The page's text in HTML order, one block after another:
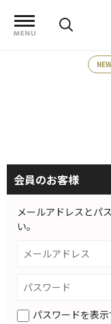
会員のお客様
メールアドレスとパ
い。
パスワードを表示